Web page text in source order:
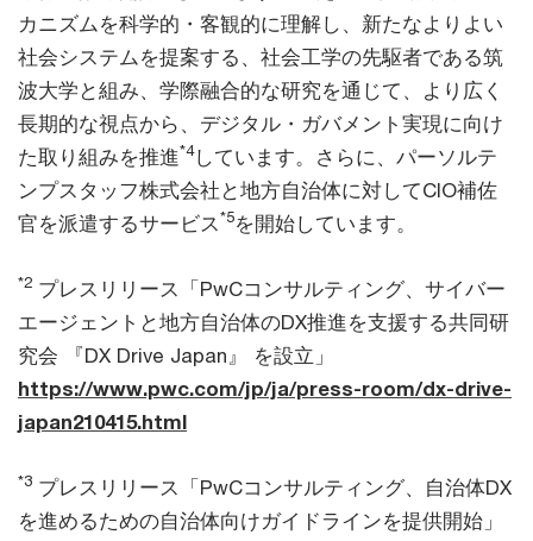
カニズムを科学的・客観的に理解し、新たなよりよい
社会システムを提案する、社会工学の先駆者である筑
波大学と組み、学際融合的な研究を通じて、より広く
長期的な視点から、デジタル・ガバメント実現に向け
た取り組みを推進*4しています。さらに、パーソルテ
ンプスタッフ株式会社と地方自治体に対してCIO補佐
官を派遣するサービス*5を開始しています。
*2 プレスリリース「PwCコンサルティング、サイバー
エージェントと地方自治体のDX推進を支援する共同研
究会 『DX Drive Japan』 を設立」
https://www.pwc.com/jp/ja/press-room/dx-drive-
japan210415.html
*3 プレスリリース「PwCコンサルティング、自治体DX
を進めるための自治体向けガイドラインを提供開始」